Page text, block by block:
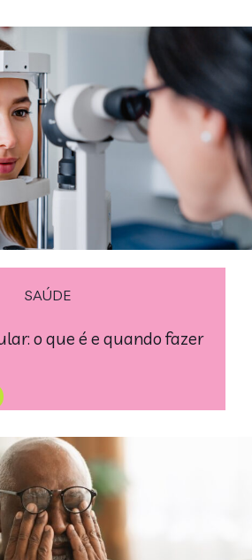
SAÚDE
o que é e quando fazer